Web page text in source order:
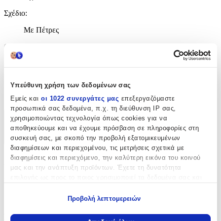
Υπεύθυνη χρήση των δεδομένων σας
Εμείς και οι 1022 συνεργάτες μας επεξεργαζόμαστε
προσωπικά σας δεδομένα, π.χ. τη διεύθυνση IP σας,
χρησιμοποιώντας τεχνολογία όπως cookies για να
αποθηκεύουμε και να έχουμε πρόσβαση σε πληροφορίες στη
συσκευή σας, με σκοπό την προβολή εξατομικευμένων
διαφημίσεων και περιεχομένου, τις μετρήσεις σχετικά με
διαφημίσεις και περιεχόμενο, την καλύτερη εικόνα του κοινού
μας και την ανάπτυξη προϊόντων. Έχετε τη δυνατότητα
Να συλλέξουμε πληροφορίες σχετικά με τη γεωγραφική
Προβολή λεπτομερειών
Σχέδιο:
Με Πέτρες
Clip
Είδος Πέτρας
Ζιργκόν
Χαρακτηριστικά
+
Χαρακτηριστικά
Κατασκευαστής:
Asimi Body Piercing
Βασικά Χαρακτηριστικά